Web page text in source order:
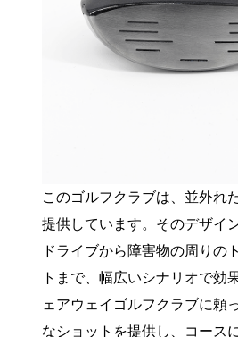
このゴルフクラブは、並外れ
提供しています。そのデザイ
ドライブから障害物の周りの
トまで、幅広いシナリオで効
ェアウェイゴルフクラブに頼
なショットを提供し、コース